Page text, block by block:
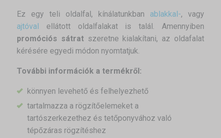
Ez egy teli oldalfal, kínálatunkban ablakkal-, vagy
ajtóval ellátott oldalfalakat is talál. Amennyiben
promóciós sátratszeretne kialakítani, az oldafalat
kérésére egyedi módon nyomtatjuk.
További információk a termékről:
könnyen levehető és felhelyezhető
tartalmazza a rögzítőelemeket a
tartószerkezethez és tetőponyvához való
tépőzáras rögzítéshez